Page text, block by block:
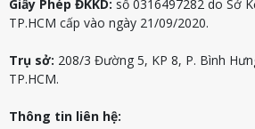
Giấy Phép ĐKKD: số 0316497282 do Sở
TP.HCM cấp vào ngày 21/09/2020.
Trụ sở: 208/3 Đường 5, KP 8, P. Bình
TP.HCM.
Thông tin liên hệ: